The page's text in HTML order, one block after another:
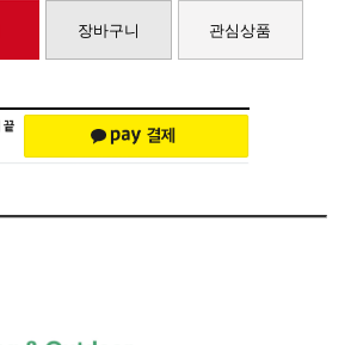
장바구니 관심상품